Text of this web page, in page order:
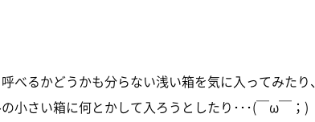
べるかどうかも分らない浅い箱を気に入ってみたり、
小さい箱に何とかして入ろうとしたり･･･(￣ω￣；)